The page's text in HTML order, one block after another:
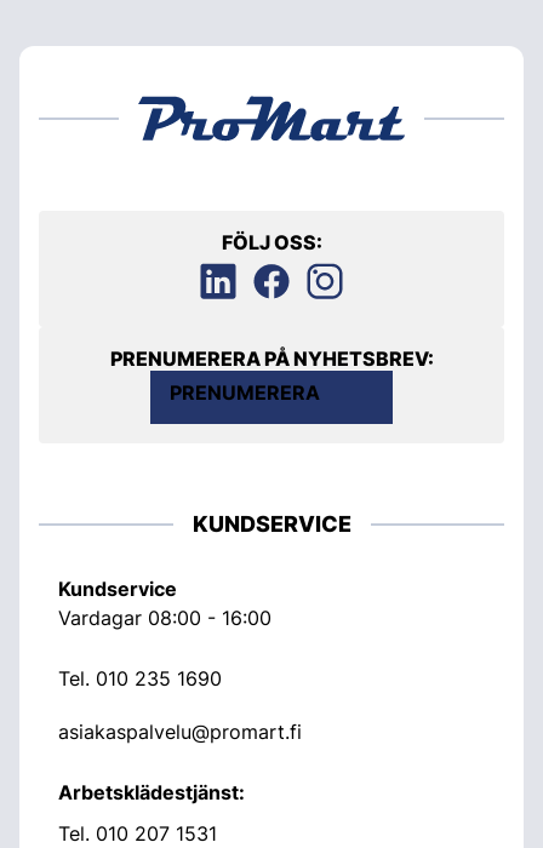
FÖLJ OSS:
PRENUMERERA PÅ NYHETSBREV:
PRENUMERERA
KUNDSERVICE
Kundservice
Vardagar 08:00 - 16:00
Tel. 010 235 1690
asiakaspalvelu@promart.fi
Arbetsklädestjänst:
Tel. 010 207 1531